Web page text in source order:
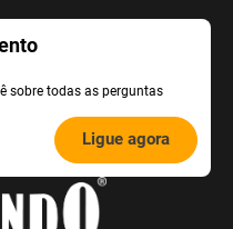
sobre todas as perguntas
Ligue agora